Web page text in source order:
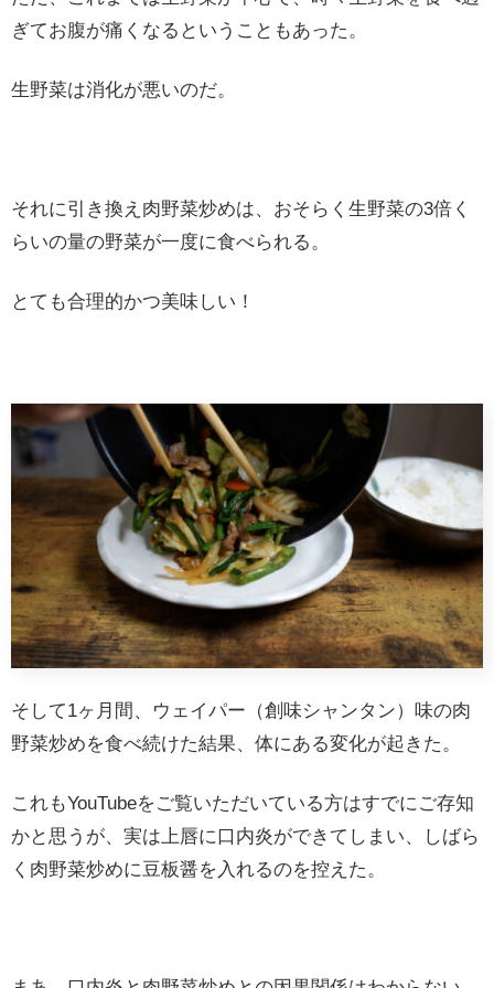
ぎてお腹が痛くなるということもあった。
生野菜は消化が悪いのだ。
それに引き換え肉野菜炒めは、おそらく生野菜の3倍く
らいの量の野菜が一度に食べられる。
とても合理的かつ美味しい！
そして1ヶ月間、ウェイパー（創味シャンタン）味の肉
野菜炒めを食べ続けた結果、体にある変化が起きた。
これもYouTubeをご覧いただいている方はすでにご存知
かと思うが、実は上唇に口内炎ができてしまい、しばら
く肉野菜炒めに豆板醤を入れるのを控えた。